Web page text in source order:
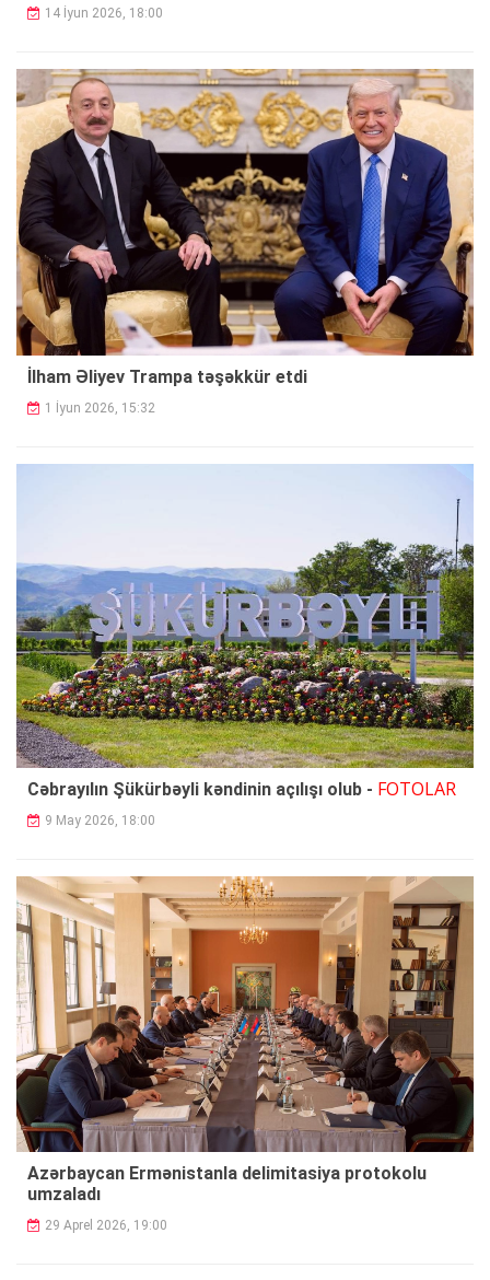
14 İyun 2026, 18:00
İlham Əliyev Trampa təşəkkür etdi
1 İyun 2026, 15:32
Cəbrayılın Şükürbəyli kəndinin açılışı olub - FOTOLAR
9 May 2026, 18:00
Azərbaycan Ermənistanla delimitasiya protokolu
umzaladı
29 Aprel 2026, 19:00